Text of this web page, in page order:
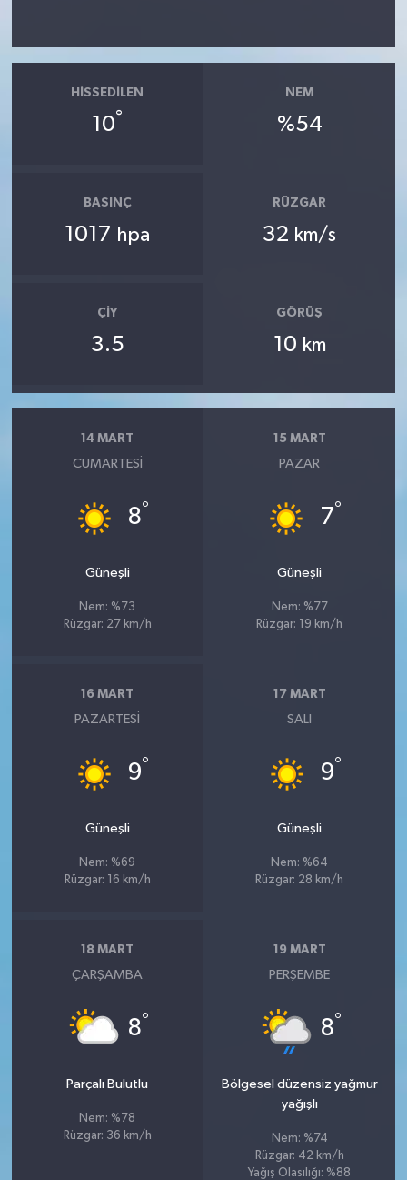
HISSEDILEN
10°
NEM
%54
BASINÇ
1017 hpa
RÜZGAR
32 km/s
ÇIY
3.5
GÖRÜŞ
10 km
14 MART
CUMARTESI
8°
Güneşli
Nem: %73
Rüzgar: 27 km/h
15 MART
PAZAR
7°
Güneşli
Nem: %77
Rüzgar: 19 km/h
16 MART
PAZARTESI
9°
Güneşli
Nem: %69
Rüzgar: 16 km/h
17 MART
SALI
9°
Güneşli
Nem: %64
Rüzgar: 28 km/h
18 MART
ÇARŞAMBA
8°
Parçalı Bulutlu
Nem: %78
Rüzgar: 36 km/h
19 MART
PERŞEMBE
8°
Bölgesel düzensiz yağmur
yağışlı
Nem: %74
Rüzgar: 42 km/h
Yağış Olasılığı: %88